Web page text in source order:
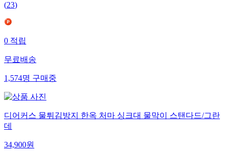
(23)
0 적립
무료배송
1,574명 구매중
디어커스 물튀김방지 한옥 처마 싱크대 물막이 스탠다드/그란
데
34,900원